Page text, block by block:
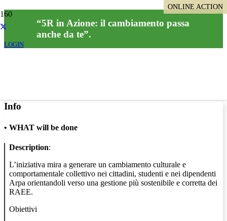
LOGIN
“5R in Azione: il cambiamento passa
anche da te”.
Info
• WHAT will be done
Description:
L’iniziativa mira a generare un cambiamento culturale e
comportamentale collettivo nei cittadini, studenti e nei dipendenti
Arpa orientandoli verso una gestione più sostenibile e corretta dei
RAEE.
Obiettivi
ONLINE ACTION
ONLINE ACTION